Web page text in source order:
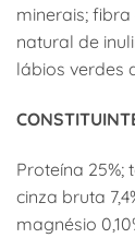
minerais;
natural de
lábios verdes
Proteína 25%;
cinza bruta
magnésio